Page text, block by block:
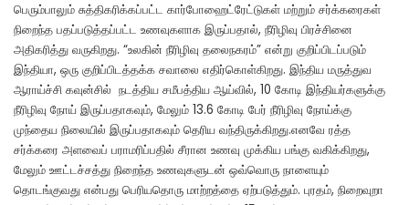
பெரும்பாலும் சுத்திகரிக்கப்பட்ட கார்போஹைட்ரேட்டுகள் மற்றும் சர்க்கரைகள்
நிறைந்த பதப்படுத்தப்பட்ட உணவுகளாக இருப்பதால், நீரிழிவு பிரச்சினை
அதிகரித்து வருகிறது. “உலகின் நீரிழிவு தலைநகரம்” என்று குறிப்பிடப்படும்
இந்தியா, ஒரு குறிப்பிடத்தக்க சவாலை எதிர்கொள்கிறது. இந்திய மருத்துவ
ஆராய்ச்சி கவுன்சில் நடத்திய சமீபத்திய ஆய்வில், 10 கோடி இந்தியர்களுக்கு
நீரிழிவு நோய் இருப்பதாகவும், மேலும் 13.6 கோடி பேர் நீரிழிவு நோய்க்கு
முந்தைய நிலையில் இருப்பதாகவும் தெரிய வந்திருக்கிறது.எனவே ரத்த
சர்க்கரை அளவைப் பராமரிப்பதில் சீரான உணவு முக்கிய பங்கு வகிக்கிறது,
மேலும் ஊட்டச்சத்து நிறைந்த உணவுகளுடன் ஒவ்வொரு நாளையும்
தொடங்குவது என்பது பெரியதொரு மாற்றத்தை ஏற்படுத்தும். புரதம், நிறைவுறா